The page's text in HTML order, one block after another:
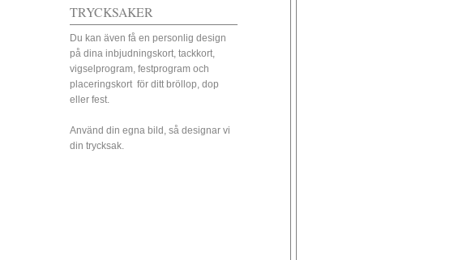
TRYCKSAKER
Du kan även få en personlig design
på dina inbjudningskort, tackkort,
vigselprogram, festprogram och
placeringskort för ditt bröllop, dop
eller fest.
Använd din egna bild, så designar vi
din trycksak.